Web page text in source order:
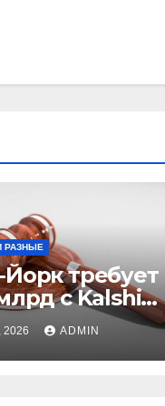
РАЗНЫЕ
требует
с Kalshi
2026 ADMIN